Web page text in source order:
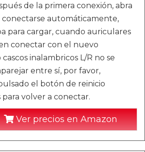
de la primera conexión, abra
conectarse automáticamente,
para cargar, cuando auriculares
conectar con el nuevo
cascos inalambricos L/R no se
entre sí, por favor,
el botón de reinicio
volver a conectar.
Ver precios en Amazon